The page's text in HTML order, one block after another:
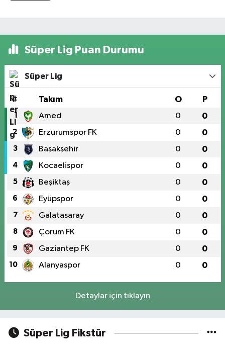
Süper Lig Puan Durumu
Süper Lig
# Takım O P
1 Amed 0 0
2 Erzurumspor FK 0 0
3 Başakşehir 0 0
4 Kocaelispor 0 0
5 Beşiktaş 0 0
6 Eyüpspor 0 0
7 Galatasaray 0 0
8 Çorum FK 0 0
9 Gaziantep FK 0 0
10 Alanyaspor 0 0
Detaylar için tıklayın
Süper Lig Fikstür